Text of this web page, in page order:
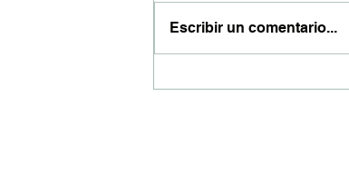
Escribir un comentario...